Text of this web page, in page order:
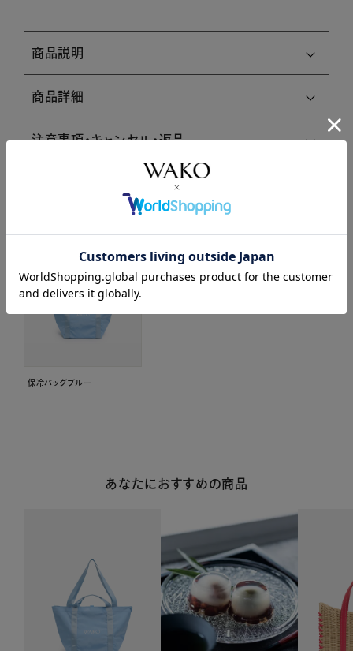
商品説明
商品詳細
注意事項・キャンセル・返品
保冷バッグブルー
あなたにおすすめの商品